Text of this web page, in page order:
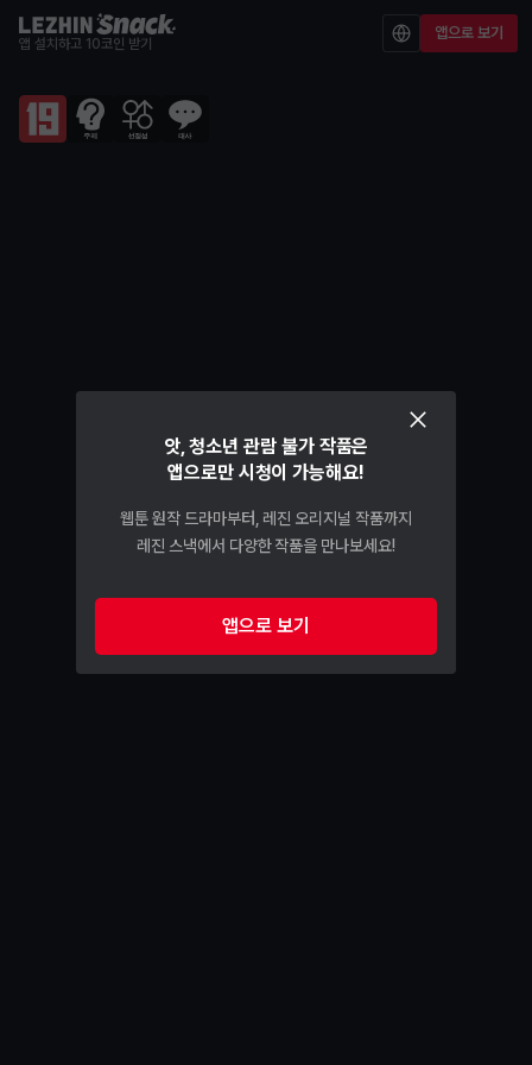
앱 설치하고 10코인 받기
앱으로 보기
앗, 청소년 관람 불가 작품은
앱으로만 시청이 가능해요!
웹툰 원작 드라마부터, 레진 오리지널 작품까지
레진 스낵에서 다양한 작품을 만나보세요!
앱으로 보기